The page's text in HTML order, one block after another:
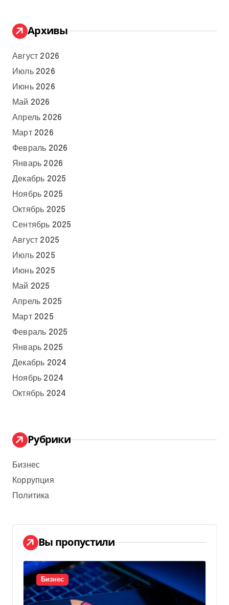
Архивы
Август 2026
Июль 2026
Июнь 2026
Май 2026
Апрель 2026
Март 2026
Февраль 2026
Январь 2026
Декабрь 2025
Ноябрь 2025
Октябрь 2025
Сентябрь 2025
Август 2025
Июль 2025
Июнь 2025
Май 2025
Апрель 2025
Март 2025
Февраль 2025
Январь 2025
Декабрь 2024
Ноябрь 2024
Октябрь 2024
Рубрики
Бизнес
Коррупция
Политика
Вы пропустили
Бизнес